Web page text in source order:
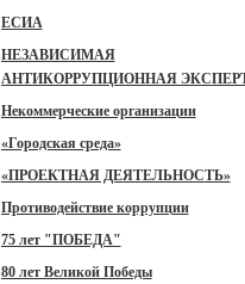
ЕСИА
НЕЗАВИСИМАЯ
АНТИКОРРУПЦИОННАЯ
Некоммерческие организации
«Городская среда»
«ПРОЕКТНАЯ ДЕЯТЕЛЬНОСТЬ»
Противодействие коррупции
75 лет "ПОБЕДА"
80 лет Великой Победы